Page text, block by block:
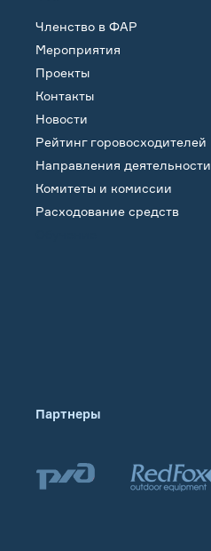
Членство в ФАР
Мероприятия
Проекты
Контакты
Новости
Рейтинг горовосходителей
Направления деятельности
Комитеты и комиссии
Расходование средств
Партнеры